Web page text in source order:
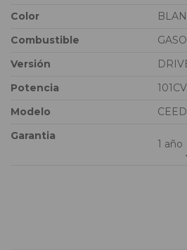
Color
Combustible
Versión
Potencia
Modelo
CEED
Garantia
1 año